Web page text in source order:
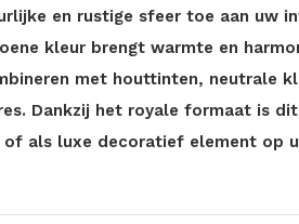
en rustige sfeer toe aan uw
kleur brengt warmte en
met houttinten, neutrale
Dankzij het royale formaat is
of als luxe decoratief element op